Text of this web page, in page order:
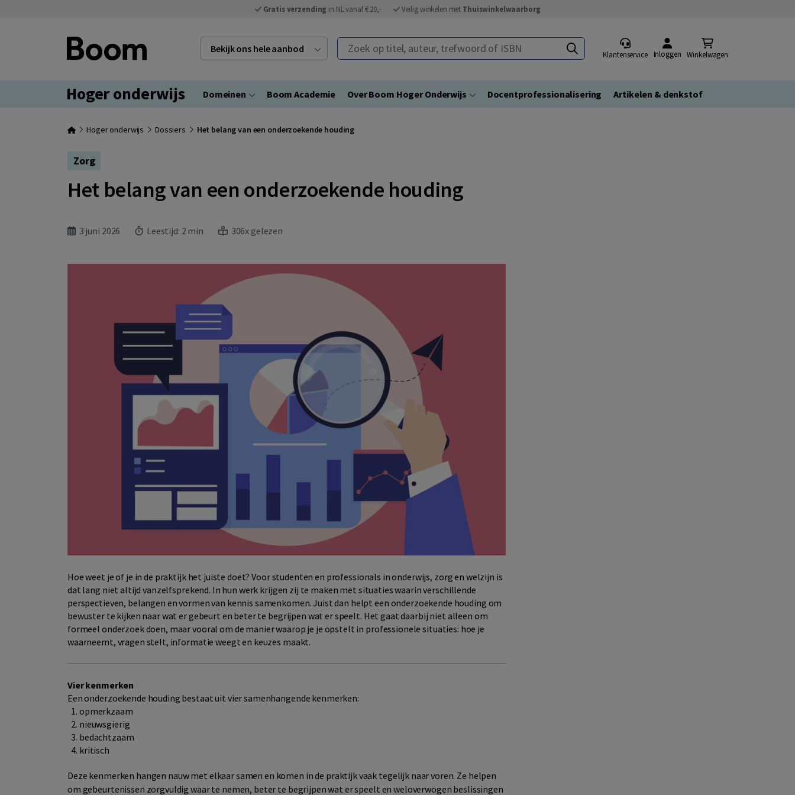
Gratis verzending in NL vanaf € 20,- Veilig winkelen met Thuiswinkelwaarborg
Bekijk ons hele aanbod Zoek op titel, auteur, trefwoord of ISBN
Klantenservice Inloggen Winkelwagen
Hoger onderwijs Domeinen Boom Academie Over Boom Hoger Onderwijs Docentprofessionalisering Artikelen & denkstof
Hoger onderwijs Dossiers Het belang van een onderzoekende houding
Zorg
Het belang van een onderzoekende houding
3 juni 2026 Leestijd: 2 min 306x gelezen
Hoe weet je of je in de praktijk het juiste doet? Voor studenten en professionals in onderwijs, zorg en welzijn is
dat lang niet altijd vanzelfsprekend. In hun werk krijgen zij te maken met situaties waarin verschillende
perspectieven, belangen en vormen van kennis samenkomen. Juist dan helpt een onderzoekende houding om
bewuster te kijken naar wat er gebeurt en beter te begrijpen wat er speelt. Het gaat daarbij niet alleen om
formeel onderzoek doen, maar vooral om de manier waarop je je opstelt in professionele situaties: hoe je
waarneemt, vragen stelt, informatie weegt en keuzes maakt.
Vier kenmerken
Een onderzoekende houding bestaat uit vier samenhangende kenmerken:
opmerkzaam
nieuwsgierig
bedachtzaam
kritisch
Deze kenmerken hangen nauw met elkaar samen en komen in de praktijk vaak tegelijk naar voren. Ze helpen
om gebeurtenissen zorgvuldig waar te nemen, beter te begrijpen wat er speelt en weloverwogen beslissingen